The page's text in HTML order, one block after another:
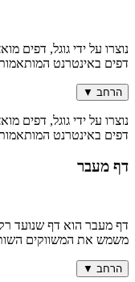
דפים באינטרנט המותאמות
הרחב ▼
דפים באינטרנט המותאמות
דף מעבר
דף מעבר הוא דף שנועד
משמש את המשווקים
הרחב ▼